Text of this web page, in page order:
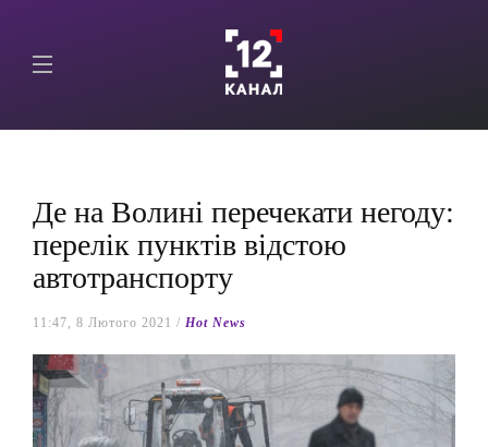
Де на Волині перечекати негоду:
перелік пунктів відстою
автотранспорту
11:47, 8 Лютого 2021 / Hot News